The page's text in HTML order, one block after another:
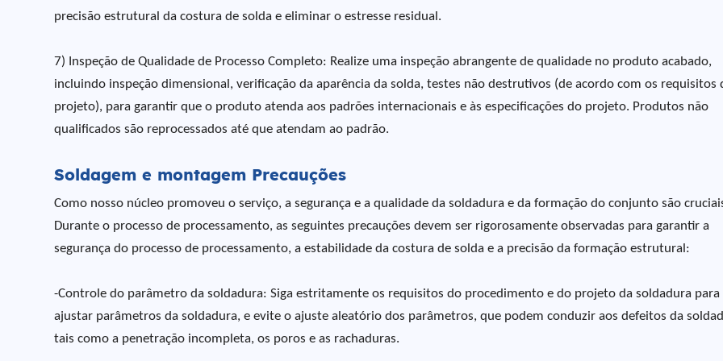
precisão estrutural da costura de solda e eliminar o estresse residual.
7) Inspeção de Qualidade de Processo Completo: Realize uma inspeção abrangente de qualidade no produto acabado,
incluindo inspeção dimensional, verificação da aparência da solda, testes não destrutivos (de acordo com os requisitos
projeto), para garantir que o produto atenda aos padrões internacionais e às especificações do projeto. Produtos não
qualificados são reprocessados até que atendam ao padrão.
Soldagem e montagem Precauções
Como nosso núcleo promoveu o serviço, a segurança e a qualidade da soldadura e da formação do conjunto são
Durante o processo de processamento, as seguintes precauções devem ser rigorosamente observadas para garantir a
segurança do processo de processamento, a estabilidade da costura de solda e a precisão da formação estrutural:
-Controle do parâmetro da soldadura: Siga estritamente os requisitos do procedimento e do projeto da soldadura para
ajustar parâmetros da soldadura, e evite o ajuste aleatório dos parâmetros, que podem conduzir aos defeitos da
tais como a penetração incompleta, os poros e as rachaduras.